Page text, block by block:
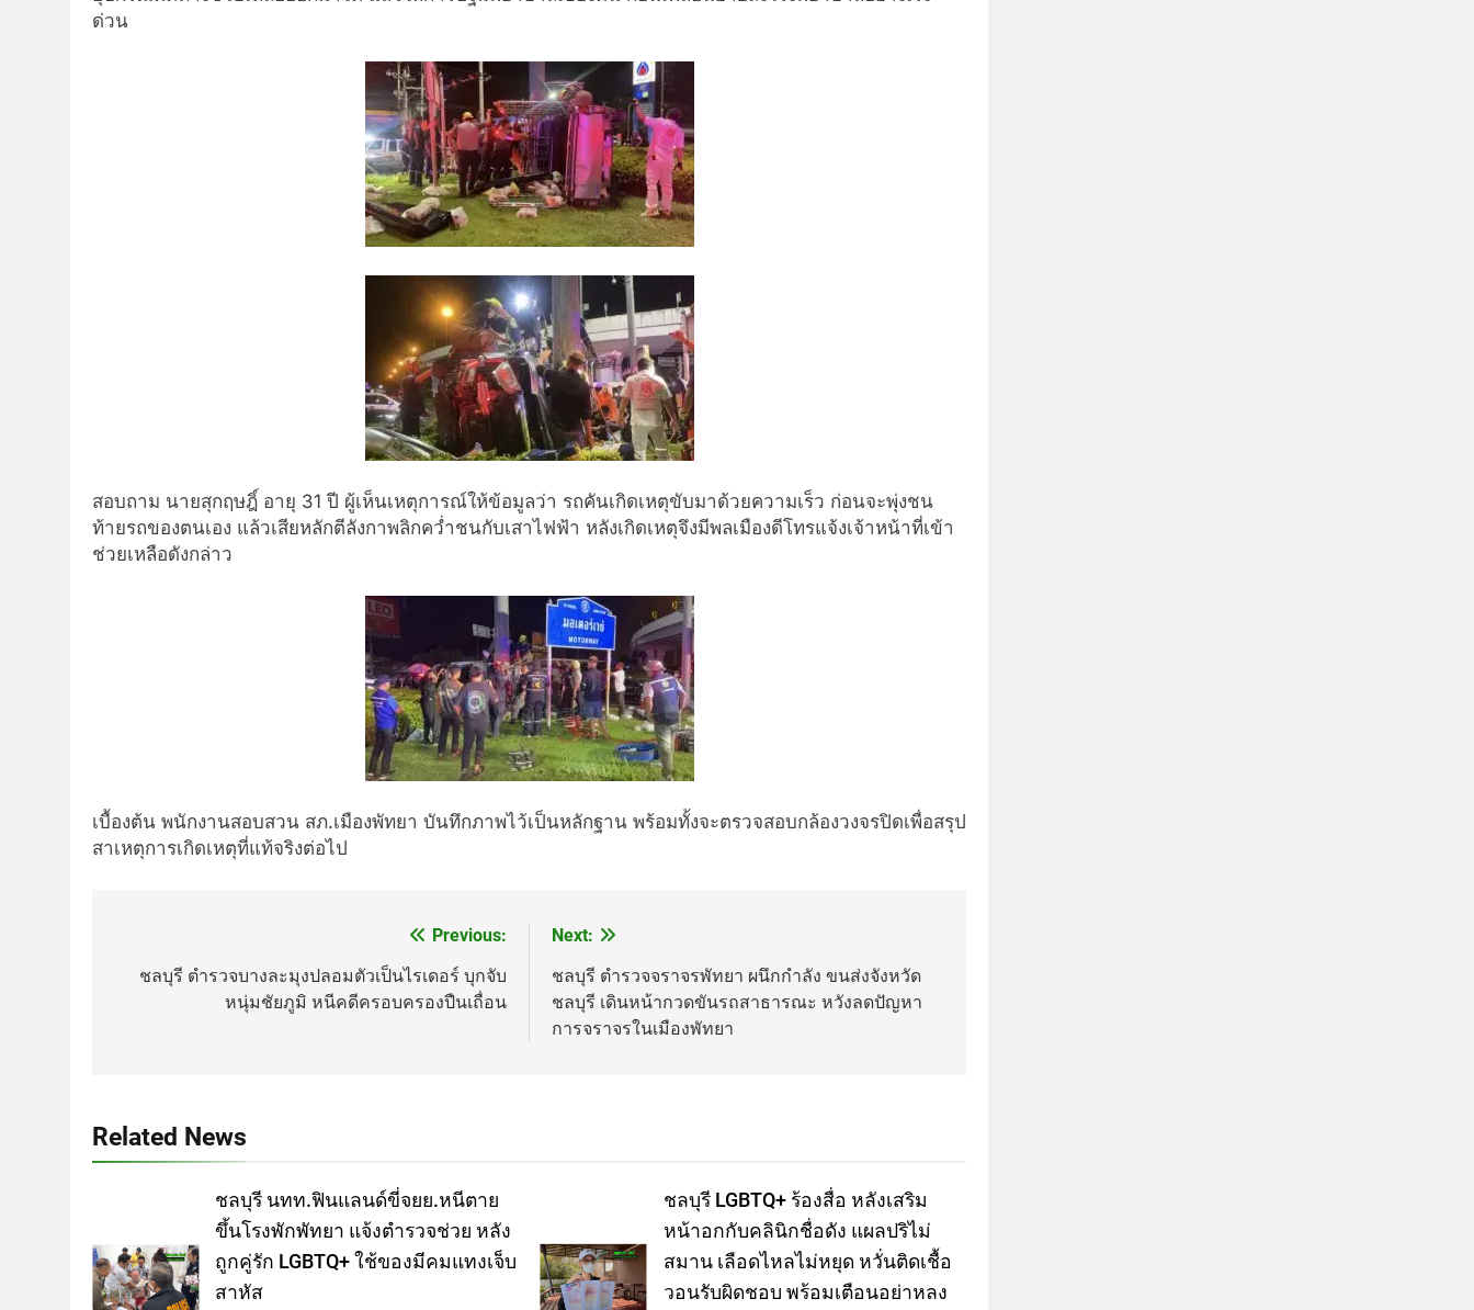
ด่วน
สอบถาม นายสุกฤษฎิ์ อายุ 31 ปี ผู้เห็นเหตุการณ์ให้ข้อมูลว่า รถคันเกิดเหตุขับมาด้วยความเร็ว ก่อนจะพุ่งชน
ท้ายรถของตนเอง แล้วเสียหลักตีลังกาพลิกคว่ำชนกับเสาไฟฟ้า หลังเกิดเหตุจึงมีพลเมืองดีโทรแจ้งเจ้าหน้าที่เข้า
ช่วยเหลือดังกล่าว
เบื้องต้น พนักงานสอบสวน สภ.เมืองพัทยา บันทึกภาพไว้เป็นหลักฐาน พร้อมทั้งจะตรวจสอบกล้องวงจรปิดเพื่อสรุป
สาเหตุการเกิดเหตุที่แท้จริงต่อไป
navigation
Previous:
ชลบุรี ตำรวจบางละมุงปลอมตัวเป็นไรเดอร์ บุกจับ
หนุ่มชัยภูมิ หนีคดีครอบครองปืนเถื่อน
Next:
ชลบุรี ตำรวจจราจรพัทยา ผนึกกำลัง ขนส่งจังหวัด
ชลบุรี เดินหน้ากวดขันรถสาธารณะ หวังลดปัญหา
การจราจรในเมืองพัทยา
Related News
ชลบุรี นทท.ฟินแลนด์ขี่จยย.หนีตาย
ขึ้นโรงพักพัทยา แจ้งตำรวจช่วย หลัง
ถูกคู่รัก LGBTQ+ ใช้ของมีคมแทงเจ็บ
สาหัส
ชลบุรี LGBTQ+ ร้องสื่อ หลังเสริม
หน้าอกกับคลินิกชื่อดัง แผลปริไม่
สมาน เลือดไหลไม่หยุด หวั่นติดเชื้อ
วอนรับผิดชอบ พร้อมเตือนอย่าหลง